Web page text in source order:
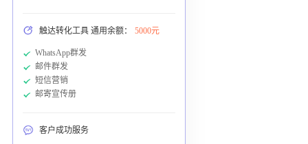
触达转化工具 通用余额： 5000元
WhatsApp群发
邮件群发
短信营销
邮寄宣传册
客户成功服务